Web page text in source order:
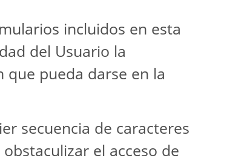
incluidos en esta
del Usuario la
que pueda darse en la
secuencia de caracteres
el acceso de